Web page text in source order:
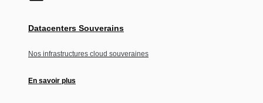
Datacenters Souverains
Nos infrastructures cloud souveraines
En savoir plus